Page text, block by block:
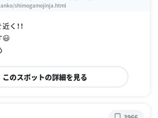
shimogamojinja.html
く！！
😃
このスポットの詳細を見る